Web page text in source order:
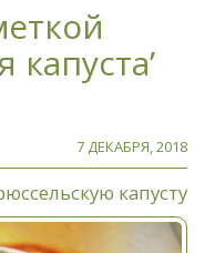
капуста’
7 ДЕКАБРЯ, 2018
капусту